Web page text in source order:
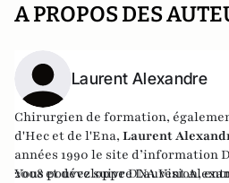
A PROPOS DES
Laurent Alexandre
Chirurgien de formation,
d'Hec et de l'Ena, Laurent
années 1990 le site d’information
2008 et développeDNA Vision,
Vous pouvez suivre Laurent